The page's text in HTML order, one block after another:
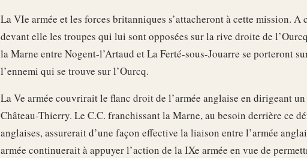
La VIe armée et les forces britanniques s’attacheront à cette mission.
devant elle les troupes qui lui sont opposées sur la rive droite de
la Marne entre Nogent-l’Artaud et La Ferté-sous-Jouarre se porteront
l’ennemi qui se trouve sur l’Ourcq.
La Ve armée couvrirait le flanc droit de l’armée anglaise en dirigeant
Château-Thierry. Le C.C. franchissant la Marne, au besoin derrière ce
anglaises, assurerait d’une façon effective la liaison entre l’armée
armée continuerait à appuyer l’action de la IXe armée en vue de